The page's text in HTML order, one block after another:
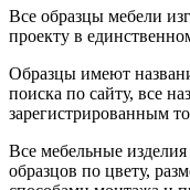
Все образцы мебели
проекту в
Образцы имеют
поиска по сайту, все
зарегистрированным
Все мебельные
образцов по цвету,